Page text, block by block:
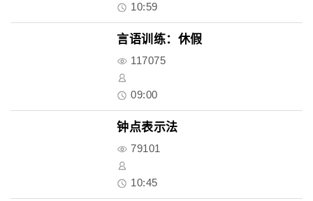
10:59
言语训练：休假
117075
09:00
钟点表示法
79101
10:45